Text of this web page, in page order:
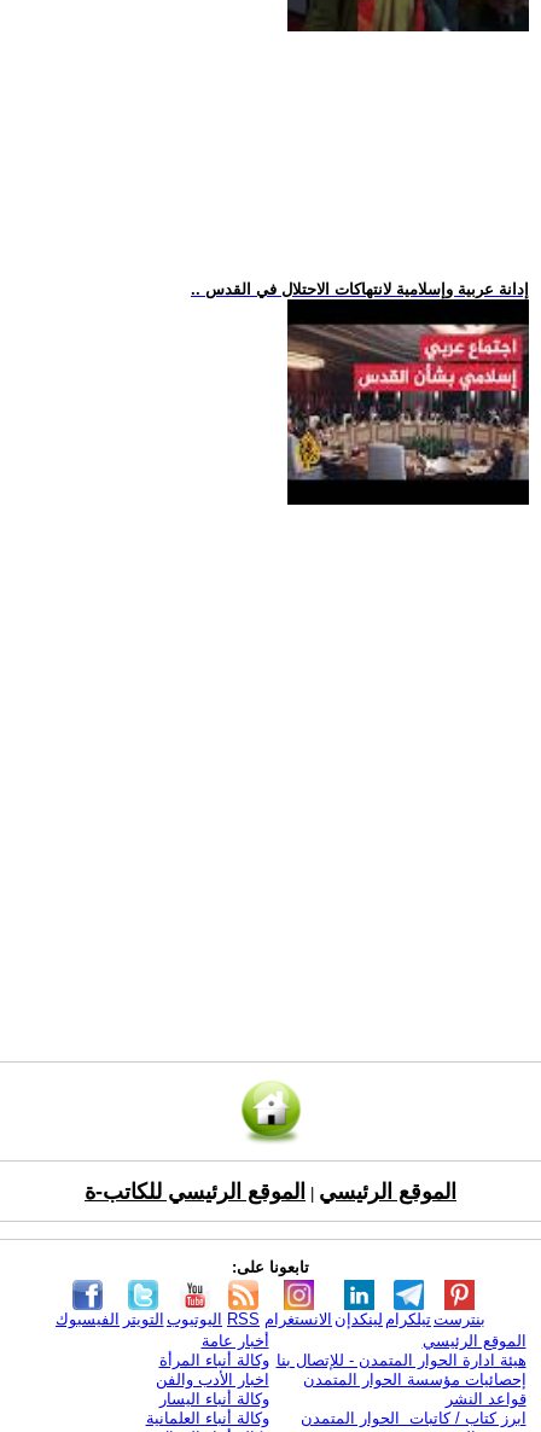
.. إدانة عربية وإسلامية لانتهاكات الاحتلال في القدس
الموقع الرئيسي الموقع الرئيسي للكاتب-ة
تابعونا على:
الفيسبوك التويتر اليوتيوب RSS الانستغرام لينكدإن تيلكرامبنترست
الموقع الرئيسي
هيئة ادارة الحوار المتمدن - للإتصال بنا
إحصائيات مؤسسة الحوار المتمدن
قواعد النشر
ابرز كتاب / كاتبات الحوار المتمدن
أخبار عامة
وكالة أنباء المرأة
اخبار الأدب والفن
وكالة أنباء اليسار
وكالة أنباء العلمانية